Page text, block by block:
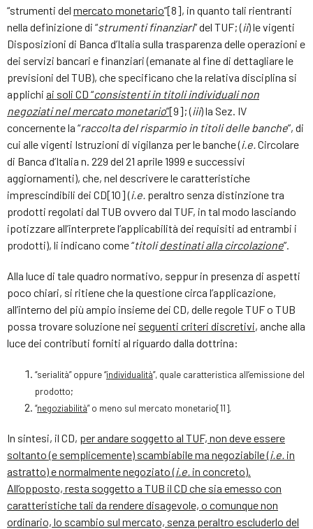
“strumenti del mercato monetario”[8], in quanto tali rientranti
nella definizione di “strumenti finanziari” del TUF; (ii) le vigenti
Disposizioni di Banca d’Italia sulla trasparenza delle operazioni e
dei servizi bancari e finanziari (emanate al fine di dettagliare le
previsioni del TUB), che specificano che la relativa disciplina si
applichi ai soli CD “consistenti in titoli individuali non
negoziati nel mercato monetario”[9]; (iii) la Sez. IV
concernente la “raccolta del risparmio in titoli delle banche”, di
cui alle vigenti Istruzioni di vigilanza per le banche (i.e.Circolare
di Banca d’Italia n. 229 del 21 aprile 1999 e successivi
aggiornamenti), che, nel descrivere le caratteristiche
imprescindibili dei CD[10] (i.e. peraltro senza distinzione tra
prodotti regolati dal TUB ovvero dal TUF, in tal modo lasciando
ipotizzare all’interprete l’applicabilità dei requisiti ad entrambi i
prodotti), li indicano come “titolidestinati alla circolazione”.
Alla luce di tale quadro normativo, seppur in presenza di aspetti
poco chiari, si ritiene che la questione circa l’applicazione,
all’interno del più ampio insieme dei CD, delle regole TUF o TUB
possa trovare soluzione nei seguenti criteri discretivi, anche alla
luce dei contributi forniti al riguardo dalla dottrina:
“serialità” oppure “individualità”, quale caratteristica all’emissione del
prodotto;
“negoziabilità” o meno sul mercato monetario[11].
In sintesi, il CD, per andare soggetto al TUF, non deve essere
soltanto (e semplicemente) scambiabile ma negoziabile (i.e. in
astratto) e normalmente negoziato (i.e. in concreto).
All’opposto, resta soggetto a TUB il CD che sia emesso con
caratteristiche tali da rendere disagevole, o comunque non
ordinario, lo scambio sul mercato, senza peraltro escluderlo del